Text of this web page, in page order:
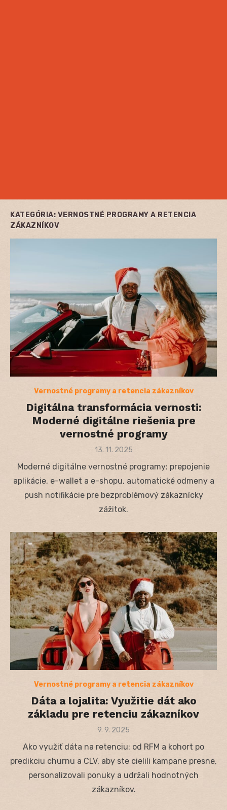
KATEGÓRIA: VERNOSTNÉ PROGRAMY A RETENCIA
ZÁKAZNÍKOV
Vernostné programy a retencia zákazníkov
Digitálna transformácia vernosti:
Moderné digitálne riešenia pre
vernostné programy
Posted
13. 11. 2025
Moderné digitálne vernostné programy: prepojenie
aplikácie, e-wallet a e-shopu, automatické odmeny a
push notifikácie pre bezproblémový zákaznícky
zážitok.
Vernostné programy a retencia zákazníkov
Dáta a lojalita: Využitie dát ako
základu pre retenciu zákazníkov
Posted
9. 9. 2025
Ako využiť dáta na retenciu: od RFM a kohort po
predikciu churnu a CLV, aby ste cielili kampane presne,
personalizovali ponuky a udržali hodnotných
zákazníkov.